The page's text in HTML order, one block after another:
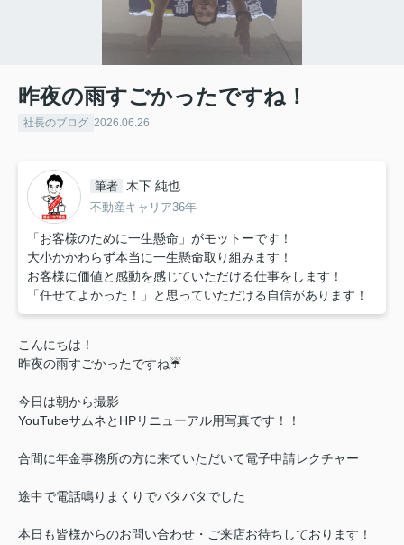
昨夜の雨すごかったですね！
社長のブログ 2026.06.26
筆者 木下 純也
不動産キャリア36年
「お客様のために一生懸命」がモットーです！
大小かかわらず本当に一生懸命取り組みます！
お客様に価値と感動を感じていただける仕事をします！
「任せてよかった！」と思っていただける自信があります！
こんにちは！
昨夜の雨すごかったですね☔
今日は朝から撮影
YouTubeサムネとHPリニューアル用写真です！！
合間に年金事務所の方に来ていただいて電子申請レクチャー
途中で電話鳴りまくりでバタバタでした
本日も皆様からのお問い合わせ・ご来店お待ちしております！